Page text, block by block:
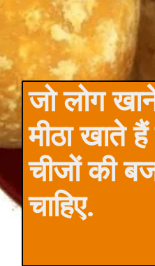
जो लोग
मीठा खाते
चीजों की
चाहिए.